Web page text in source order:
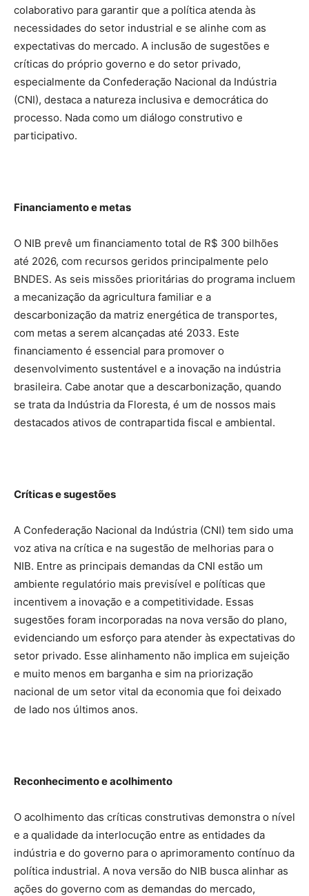
colaborativo para garantir que a política atenda às
necessidades do setor industrial e se alinhe com as
expectativas do mercado. A inclusão de sugestões e
críticas do próprio governo e do setor privado,
especialmente da Confederação Nacional da Indústria
(CNI), destaca a natureza inclusiva e democrática do
processo. Nada como um diálogo construtivo e
participativo.
Financiamento e metas
O NIB prevê um financiamento total de R$ 300 bilhões
até 2026, com recursos geridos principalmente pelo
BNDES. As seis missões prioritárias do programa incluem
a mecanização da agricultura familiar e a
descarbonização da matriz energética de transportes,
com metas a serem alcançadas até 2033. Este
financiamento é essencial para promover o
desenvolvimento sustentável e a inovação na indústria
brasileira. Cabe anotar que a descarbonização, quando
se trata da Indústria da Floresta, é um de nossos mais
destacados ativos de contrapartida fiscal e ambiental.
Críticas e sugestões
A Confederação Nacional da Indústria (CNI) tem sido uma
voz ativa na crítica e na sugestão de melhorias para o
NIB. Entre as principais demandas da CNI estão um
ambiente regulatório mais previsível e políticas que
incentivem a inovação e a competitividade. Essas
sugestões foram incorporadas na nova versão do plano,
evidenciando um esforço para atender às expectativas do
setor privado. Esse alinhamento não implica em sujeição
e muito menos em barganha e sim na priorização
nacional de um setor vital da economia que foi deixado
de lado nos últimos anos.
Reconhecimento e acolhimento
O acolhimento das críticas construtivas demonstra o nível
e a qualidade da interlocuçāo entre as entidades da
indústria e do governo para o aprimoramento contínuo da
política industrial. A nova versão do NIB busca alinhar as
ações do governo com as demandas do mercado,